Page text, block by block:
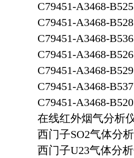
C79451-A3468-
C79451-A3468-
C79451-A3468-
C79451-A3468-B526
C79451-A3468-
C79451-A3468-
C79451-A3468-B520
在线红外烟气分析
西门子SO2气体分
西门子U23气体分